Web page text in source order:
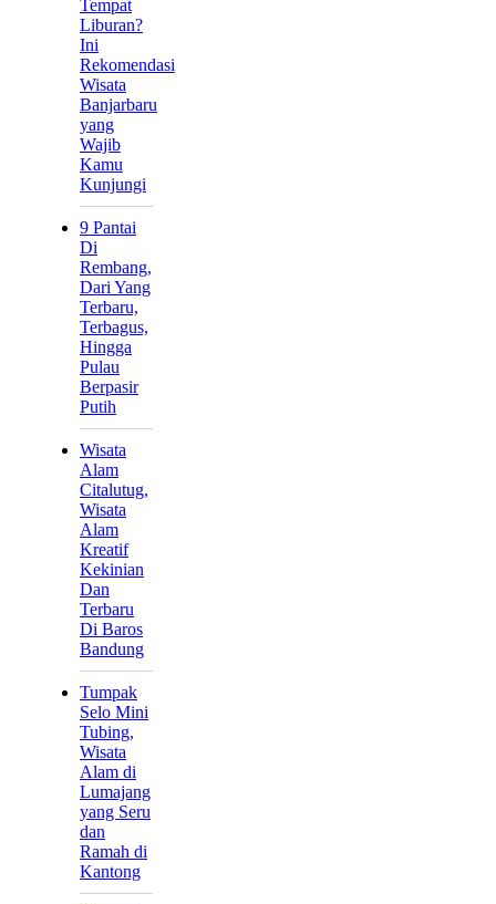
Tempat
Liburan?
Ini
Rekomendasi
Wisata
Banjarbaru
yang
Wajib
Kamu
Kunjungi
9 Pantai
Di
Rembang,
Dari Yang
Terbaru,
Terbagus,
Hingga
Pulau
Berpasir
Putih
Wisata
Alam
Citalutug,
Wisata
Alam
Kreatif
Kekinian
Dan
Terbaru
Di Baros
Bandung
Tumpak
Selo Mini
Tubing,
Wisata
Alam di
Lumajang
yang Seru
dan
Ramah di
Kantong